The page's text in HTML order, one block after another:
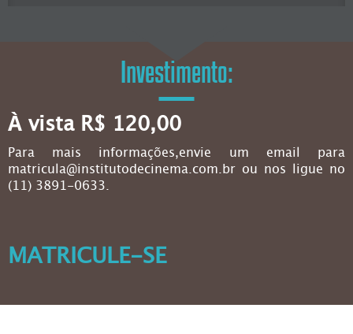
Investimento:
À vista R$ 120,00
Para mais informações,envie um email para
matricula@institutodecinema.com.br ou nos ligue no
(11) 3891-0633.
MATRICULE-SE